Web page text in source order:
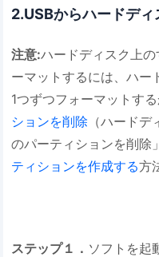
2.USBからハードデ
注意:ハードディスク上
ーマットするには、ハー
1つずつフォーマットす
ションを削除 （ハード
のパーティションを削除
ティションを作成する方
ステップ１． ソフトを起